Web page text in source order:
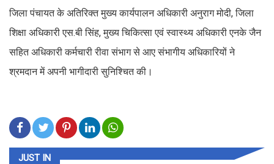
जिला पंचायत के अतिरिक्त मुख्य कार्यपालन अधिकारी अनुराग मोदी, जिला
शिक्षा अधिकारी एस.बी सिंह, मुख्य चिकित्सा एवं स्वास्थ्य अधिकारी एनके जैन
सहित अधिकारी कर्मचारी रीवा संभाग से आए संभागीय अधिकारियों ने
श्रमदान में अपनी भागीदारी सुनिश्चित की।
JUST IN